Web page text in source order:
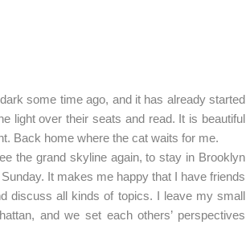
some time ago, and it has already started
light over their seats and read. It is beautiful
Back home where the cat waits for me.
the grand skyline again, to stay in Brooklyn
It makes me happy that I have friends
discuss all kinds of topics. I leave my small
and we set each others’ perspectives